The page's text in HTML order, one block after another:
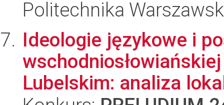
Politechnika
Ideologie językowe i
Lubelskim: analiza